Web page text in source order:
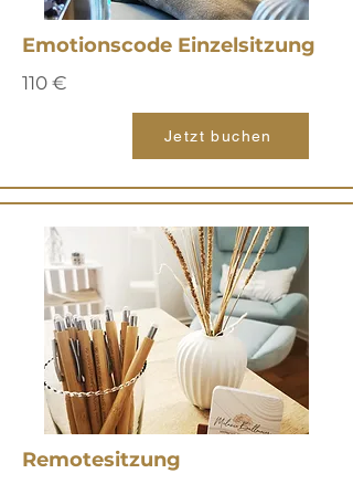
Emotionscode Einzelsitzung
110 €
Jetzt buchen
Remotesitzung